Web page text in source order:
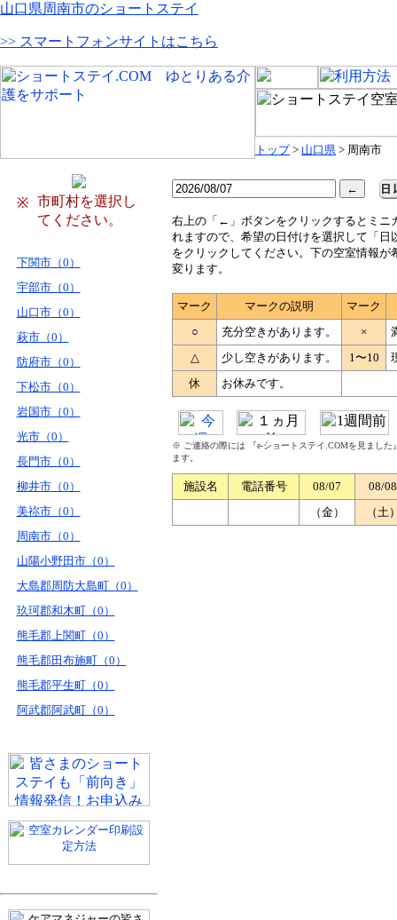
山口県周南市のショートステイ
>> スマートフォンサイトはこちら
トップ> 山口県 > 周南市
※
市町村を選択し
てください。
下関市（0）
宇部市（0）
山口市（0）
萩市（0）
防府市（0）
下松市（0）
岩国市（0）
光市（0）
長門市（0）
柳井市（0）
美祢市（0）
周南市（0）
山陽小野田市（0）
大島郡周防大島町（0）
玖珂郡和木町（0）
熊毛郡上関町（0）
熊毛郡田布施町（0）
熊毛郡平生町（0）
阿武郡阿武町（0）
右上の「←」ボタンをクリックするとミニ
れますので、希望の日付けを選択して「日
をクリックしてください。下の空室情報が
変ります。
マーク マークの説明
マーク
○
充分空きがあります。 ×
△
少し空きがあります。 1〜10
休
お休みです。
※ ご連絡の際には 『e-ショートステイ.COMを見まし
ます。
施設名 電話番号 08/07
08/08
（金）
（土